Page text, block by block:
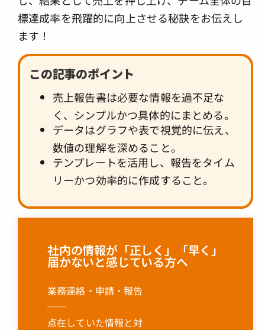
標達成率を飛躍的に向上させる秘訣をお伝えし
ます！
この記事のポイント
売上報告書は必要な情報を過不足な
く、シンプルかつ具体的にまとめる。
データはグラフや表で視覚的に伝え、
数値の理解を深めること。
テンプレートを活用し、報告をタイム
リーかつ効率的に作成すること。
社内の情報が「正しく」「早く」
届かないと感じている方へ
業務連絡・申請・報告
──
点在していた情報と対